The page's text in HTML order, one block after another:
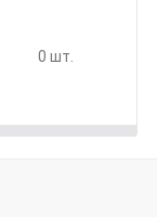
0 шт.